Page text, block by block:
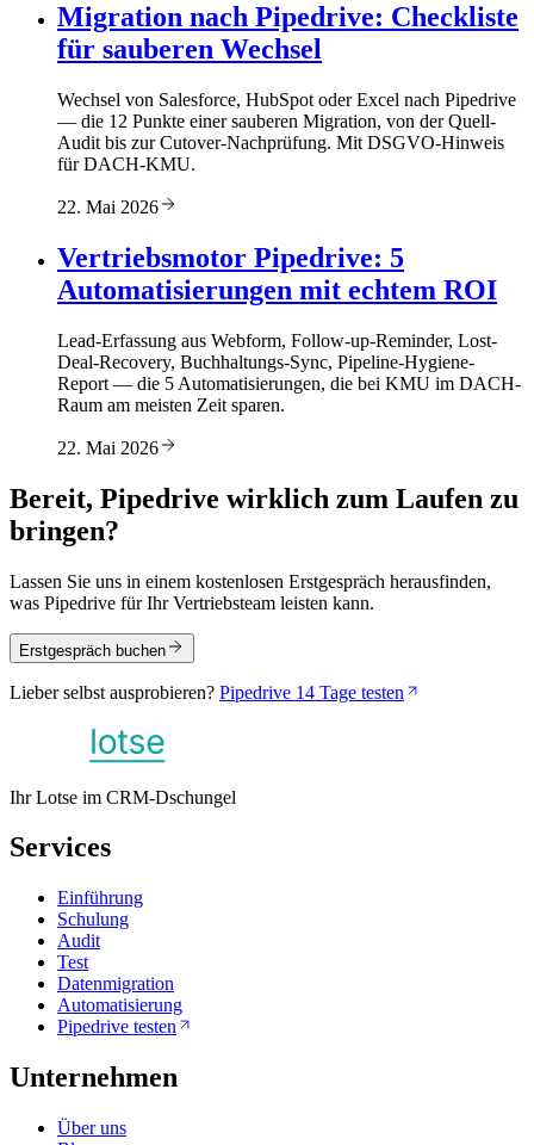
Migration nach Pipedrive: Checkliste
für sauberen Wechsel
Wechsel von Salesforce, HubSpot oder Excel nach Pipedrive
— die 12 Punkte einer sauberen Migration, von der Quell-
Audit bis zur Cutover-Nachprüfung. Mit DSGVO-Hinweis
für DACH-KMU.
22. Mai 2026
Vertriebsmotor Pipedrive: 5
Automatisierungen mit echtem ROI
Lead-Erfassung aus Webform, Follow-up-Reminder, Lost-
Deal-Recovery, Buchhaltungs-Sync, Pipeline-Hygiene-
Report — die 5 Automatisierungen, die bei KMU im DACH-
Raum am meisten Zeit sparen.
22. Mai 2026
Bereit, Pipedrive wirklich zum Laufen zu
bringen?
Lassen Sie uns in einem kostenlosen Erstgespräch herausfinden,
was Pipedrive für Ihr Vertriebsteam leisten kann.
Erstgespräch buchen
Lieber selbst ausprobieren? Pipedrive 14 Tage testen
Ihr Lotse im CRM-Dschungel
Services
Einführung
Schulung
Audit
Test
Datenmigration
Automatisierung
Pipedrive testen
Unternehmen
Über uns